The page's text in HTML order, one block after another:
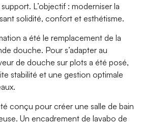
. L’objectif : moderniser la
solidité, confort et esthétisme.
a été le remplacement de la
douche. Pour s’adapter au
de douche sur plots a été posé,
stabilité et une gestion optimale
conçu pour créer une salle de bain
Un encadrement de lavabo de